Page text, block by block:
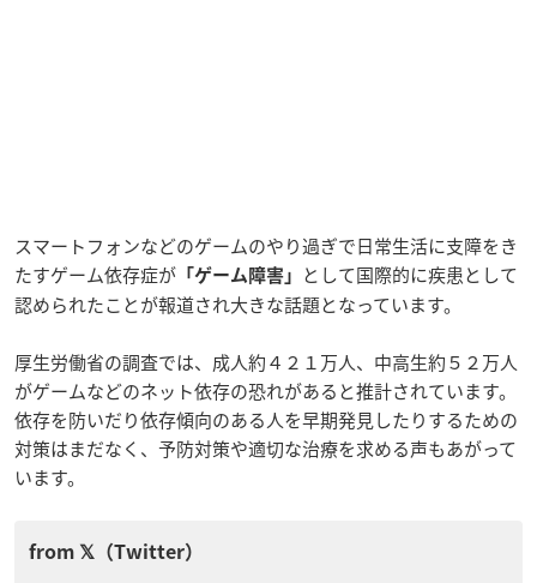
スマートフォンなどのゲームのやり過ぎで日常生活に支障をき
たすゲーム依存症が 「ゲーム障害」
として国際的に疾患として
認められたことが報道され大きな話題となっています。
厚生労働省の調査では、成人約４２１万人、中高生約５２万人
がゲームなどのネット依存の恐れがあると推計されています。
依存を防いだり依存傾向のある人を早期発見したりするための
対策はまだなく、予防対策や適切な治療を求める声もあがって
います。